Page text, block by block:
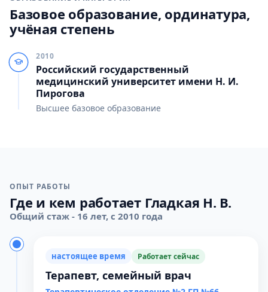
Базовое образование, ординатура,
учёная степень
2010
Российский государственный
медицинский университет имени Н. И.
Пирогова
Высшее базовое образование
ОПЫТ РАБОТЫ
Где и кем работает Гладкая Н. В.
Общий стаж - 16 лет, с 2010 года
настоящее время Работает сейчас
Терапевт, семейный врач